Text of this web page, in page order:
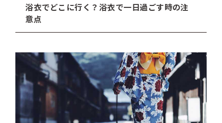
浴衣でどこに行く？浴衣で一日過ごす時の注
意点